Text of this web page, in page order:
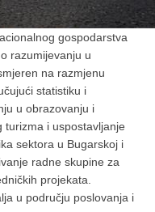
gospodarstva
razumijevanju u
na razmjenu
statistiku i
u obrazovanju i
turizma i uspostavljanje
sektora u Bugarskoj i
radne skupine za
projekata.
u području poslovanja i